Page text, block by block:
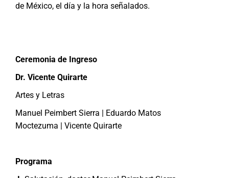
de México, el día y la hora señalados.
Ceremonia de Ingreso
Dr. Vicente Quirarte
Artes y Letras
Manuel Peimbert Sierra | Eduardo Matos
Moctezuma | Vicente Quirarte
Programa